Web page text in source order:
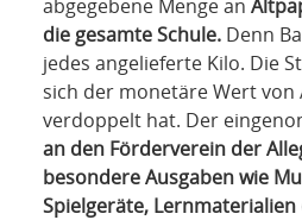
abgegebene Menge an
die gesamte Schule. Denn
jedes angelieferte Kilo. Die
sich der monetäre Wert von
verdoppelt hat. Der
an den Förderverein der
besondere Ausgaben wie
Spielgeräte, Lernmaterialien